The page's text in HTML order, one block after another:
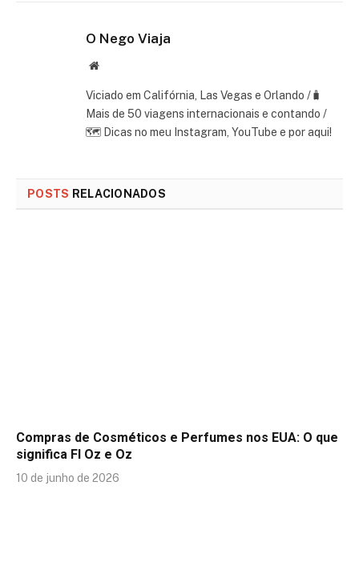
O Nego Viaja
Website
Viciado em Califórnia, Las Vegas e Orlando /🧳
Mais de 50 viagens internacionais e contando /
🗺 Dicas no meu Instagram, YouTube e por aqui!
POSTS RELACIONADOS
Compras de Cosméticos e Perfumes nos EUA: O que
significa Fl Oz e Oz
10 de junho de 2026